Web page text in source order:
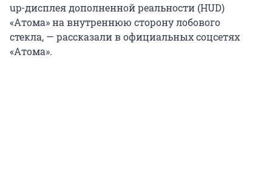
up-дисплея дополненной реальности (HUD)
«Атома» на внутреннюю сторону лобового
стекла, — рассказали в официальных соцсетях
«Атома».